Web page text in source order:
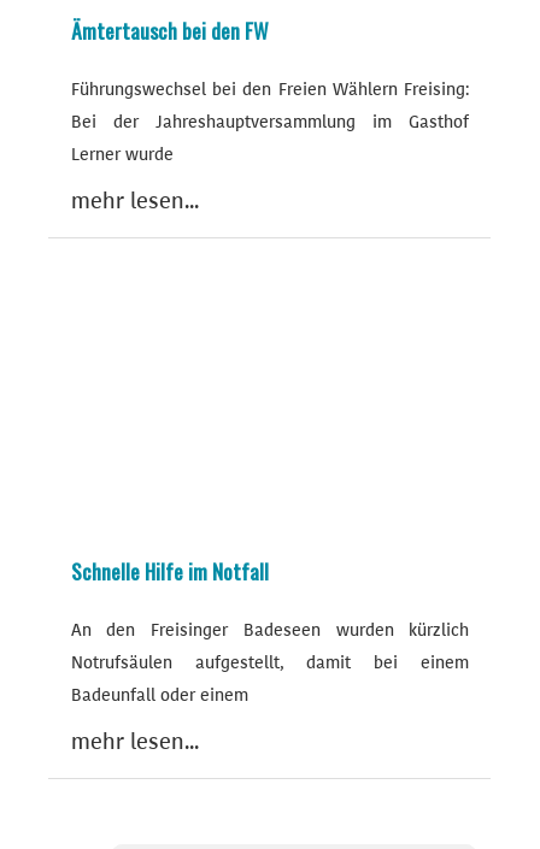
Ämtertausch bei den FW
Führungswechsel bei den Freien Wählern Freising:
Bei der Jahreshauptversammlung im Gasthof
Lerner wurde
mehr lesen...
Schnelle Hilfe im Notfall
An den Freisinger Badeseen wurden kürzlich
Notrufsäulen aufgestellt, damit bei einem
Badeunfall oder einem
mehr lesen...